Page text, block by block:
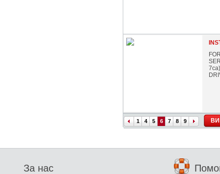
1 4 5 6 7 8 9
За нас